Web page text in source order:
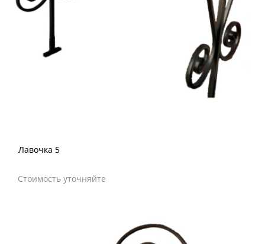
Лавочка 5
Стоимость уточняйте